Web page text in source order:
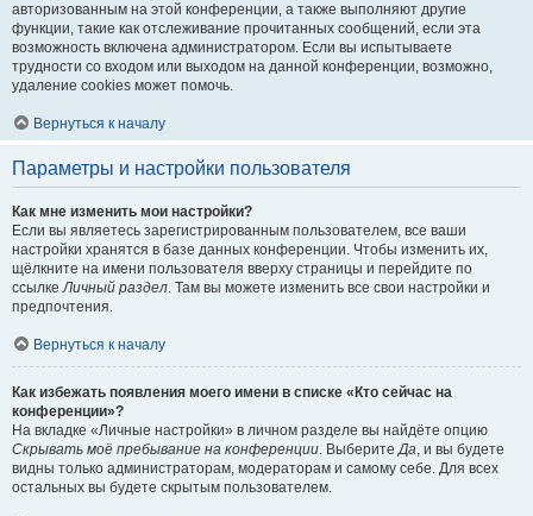
авторизованным на этой конференции, а также выполняют другие
функции, такие как отслеживание прочитанных сообщений, если эта
возможность включена администратором. Если вы испытываете
трудности со входом или выходом на данной конференции, возможно,
удаление cookies может помочь.
Вернуться к началу
Параметры и настройки пользователя
Как мне изменить мои настройки?
Если вы являетесь зарегистрированным пользователем, все ваши
настройки хранятся в базе данных конференции. Чтобы изменить их,
щёлкните на имени пользователя вверху страницы и перейдите по
ссылкеЛичный раздел. Там вы можете изменить все свои настройки и
предпочтения.
Вернуться к началу
Как избежать появления моего имени в списке «Кто сейчас на
конференции»?
На вкладке «Личные настройки» в личном разделе вы найдёте опцию
Скрывать моё пребывание на конференции. ВыберитеДа, и вы будете
видны только администраторам, модераторам и самому себе. Для всех
остальных вы будете скрытым пользователем.